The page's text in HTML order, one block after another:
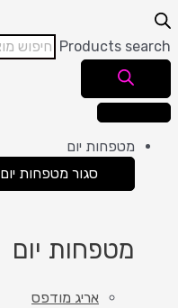
Products search
מטפחות יום
סגור מטפחות יום
מטפחות יום
אריג מודפס